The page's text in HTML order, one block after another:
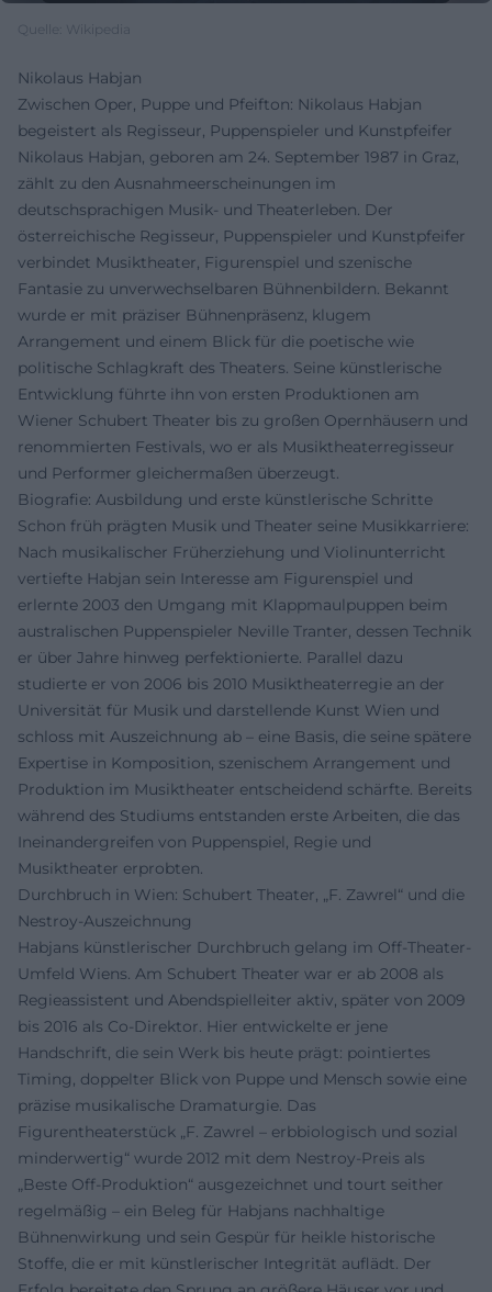
Quelle: Wikipedia
Nikolaus Habjan
Zwischen Oper, Puppe und Pfeifton: Nikolaus Habjan
begeistert als Regisseur, Puppenspieler und Kunstpfeifer
Nikolaus Habjan, geboren am 24. September 1987 in Graz,
zählt zu den Ausnahmeerscheinungen im
deutschsprachigen Musik- und Theaterleben. Der
österreichische Regisseur, Puppenspieler und Kunstpfeifer
verbindet Musiktheater, Figurenspiel und szenische
Fantasie zu unverwechselbaren Bühnenbildern. Bekannt
wurde er mit präziser Bühnenpräsenz, klugem
Arrangement und einem Blick für die poetische wie
politische Schlagkraft des Theaters. Seine künstlerische
Entwicklung führte ihn von ersten Produktionen am
Wiener Schubert Theater bis zu großen Opernhäusern und
renommierten Festivals, wo er als Musiktheaterregisseur
und Performer gleichermaßen überzeugt.
Biografie: Ausbildung und erste künstlerische Schritte
Schon früh prägten Musik und Theater seine Musikkarriere:
Nach musikalischer Früherziehung und Violinunterricht
vertiefte Habjan sein Interesse am Figurenspiel und
erlernte 2003 den Umgang mit Klappmaulpuppen beim
australischen Puppenspieler Neville Tranter, dessen Technik
er über Jahre hinweg perfektionierte. Parallel dazu
studierte er von 2006 bis 2010 Musiktheaterregie an der
Universität für Musik und darstellende Kunst Wien und
schloss mit Auszeichnung ab – eine Basis, die seine spätere
Expertise in Komposition, szenischem Arrangement und
Produktion im Musiktheater entscheidend schärfte. Bereits
während des Studiums entstanden erste Arbeiten, die das
Ineinandergreifen von Puppenspiel, Regie und
Musiktheater erprobten.
Durchbruch in Wien: Schubert Theater, „F. Zawrel“ und die
Nestroy-Auszeichnung
Habjans künstlerischer Durchbruch gelang im Off-Theater-
Umfeld Wiens. Am Schubert Theater war er ab 2008 als
Regieassistent und Abendspielleiter aktiv, später von 2009
bis 2016 als Co-Direktor. Hier entwickelte er jene
Handschrift, die sein Werk bis heute prägt: pointiertes
Timing, doppelter Blick von Puppe und Mensch sowie eine
präzise musikalische Dramaturgie. Das
Figurentheaterstück „F. Zawrel – erbbiologisch und sozial
minderwertig“ wurde 2012 mit dem Nestroy-Preis als
„Beste Off-Produktion“ ausgezeichnet und tourt seither
regelmäßig – ein Beleg für Habjans nachhaltige
Bühnenwirkung und sein Gespür für heikle historische
Stoffe, die er mit künstlerischer Integrität auflädt. Der